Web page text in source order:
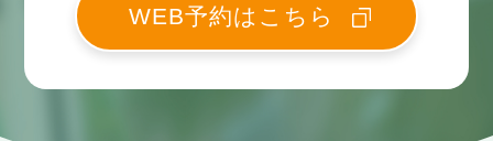
WEB予約はこちら